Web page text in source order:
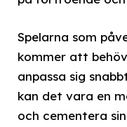
Spelarna som
kommer att
anpassa sig
kan det vara en
och cementera